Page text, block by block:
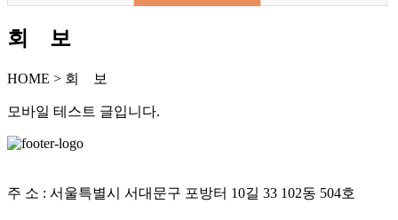
회 보
HOME > 회 보
모바일 테스트 글입니다.
주 소 : 서울특별시 서대문구 포방터 10길 33 102동 504호